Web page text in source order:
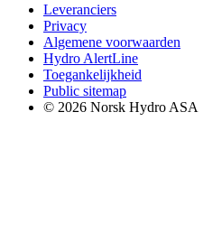
Leveranciers
Privacy
Algemene voorwaarden
Hydro AlertLine
Toegankelijkheid
Public sitemap
© 2026 Norsk Hydro ASA